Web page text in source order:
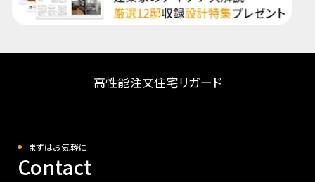
高性能注文住宅リガード
まずはお気軽に
Contact